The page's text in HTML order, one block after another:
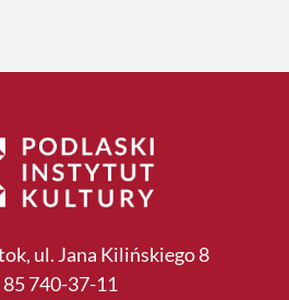
ul. Jana Kilińskiego 8
740-37-11